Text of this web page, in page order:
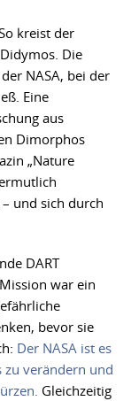
kreist der
Die
NASA, bei der
Eine
aus
Dimorphos
„Nature
und sich durch
DART
war ein
bevor sie
Der NASA ist es
verändern und
Gleichzeitig